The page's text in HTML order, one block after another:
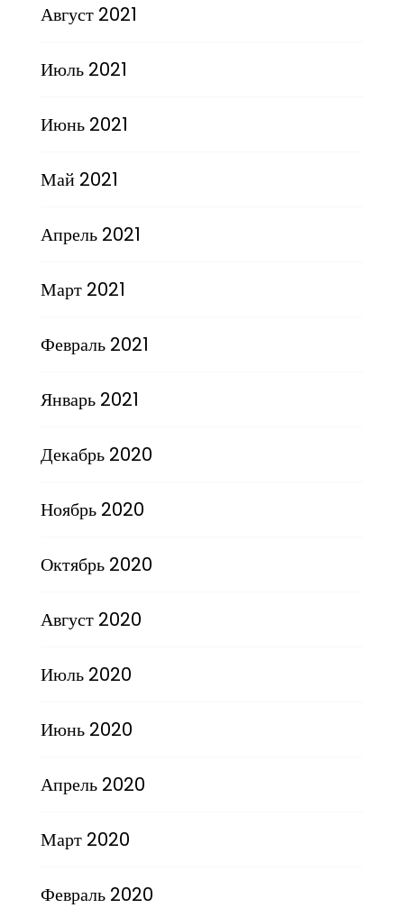
Август 2021
Июль 2021
Июнь 2021
Май 2021
Апрель 2021
Март 2021
Февраль 2021
Январь 2021
Декабрь 2020
Ноябрь 2020
Октябрь 2020
Август 2020
Июль 2020
Июнь 2020
Апрель 2020
Март 2020
Февраль 2020